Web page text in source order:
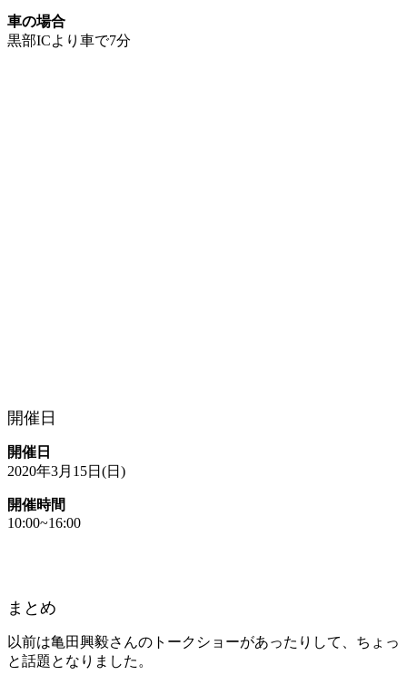
車の場合
黒部ICより車で7分
開催日
開催日
2020年3月15日(日)
開催時間
10:00~16:00
まとめ
以前は亀田興毅さんのトークショーがあったりして、ちょっ
と話題となりました。